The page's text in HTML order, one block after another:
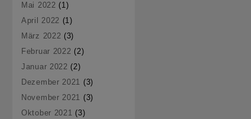
Mai 2022 (1)
April 2022 (1)
März 2022 (3)
Februar 2022 (2)
Januar 2022 (2)
Dezember 2021 (3)
November 2021 (3)
Oktober 2021 (3)